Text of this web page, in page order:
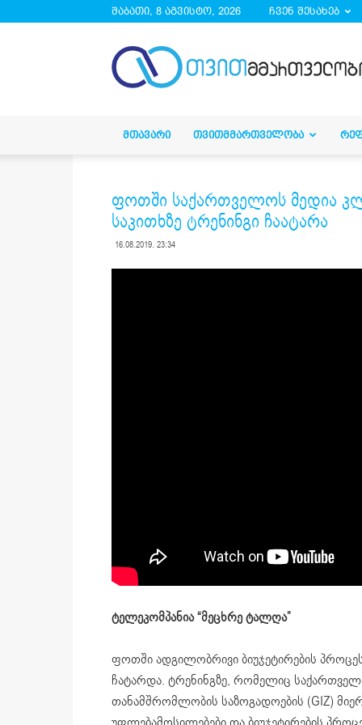
შაბათი, 8 აგვისტო, 2026 ჩვენ შესახებ
ᲛᲗᲐᲕᲐᲠᲘ ᲗᲕᲘᲗᲛᲛᲐᲠᲗᲕᲔᲚᲝᲑᲐ
ფოთში საქართველოს მედია
საკითხზე ტრენინგი ჩაატარა
16.08.2019. 23:34
ტელეკომპანია “მეცხრე ტალღა”
ფოთში ადგილობრივი ბიუჯეტირების
ჩატარდა. ტრენინგზე, რომელიც
თანამშრომლობის საზოგადოების (GIZ)